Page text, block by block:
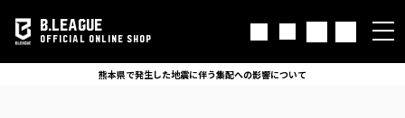
B.LEAGUE
OFFICIAL ONLINE SHOP
熊本県で発生した地震に伴う集配への影響について